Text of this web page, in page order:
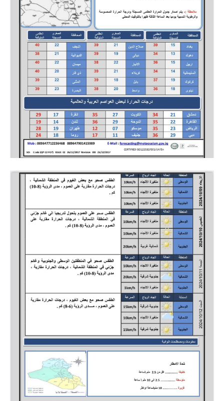
المرحلة المتوسطة
المرحلة الاعدادية
مرشحات
المرحلة الابتدائية
المرحلة المتوسطة
المرحلة الاعدادية
كتب مدرسية
المرحلة الابتدائية
المرحلة الاعدادية
المرحلة الابتدائية
المرحلة المتوسطة
دروس
المرحلة الابتدائية
المرحلة المتوسطة